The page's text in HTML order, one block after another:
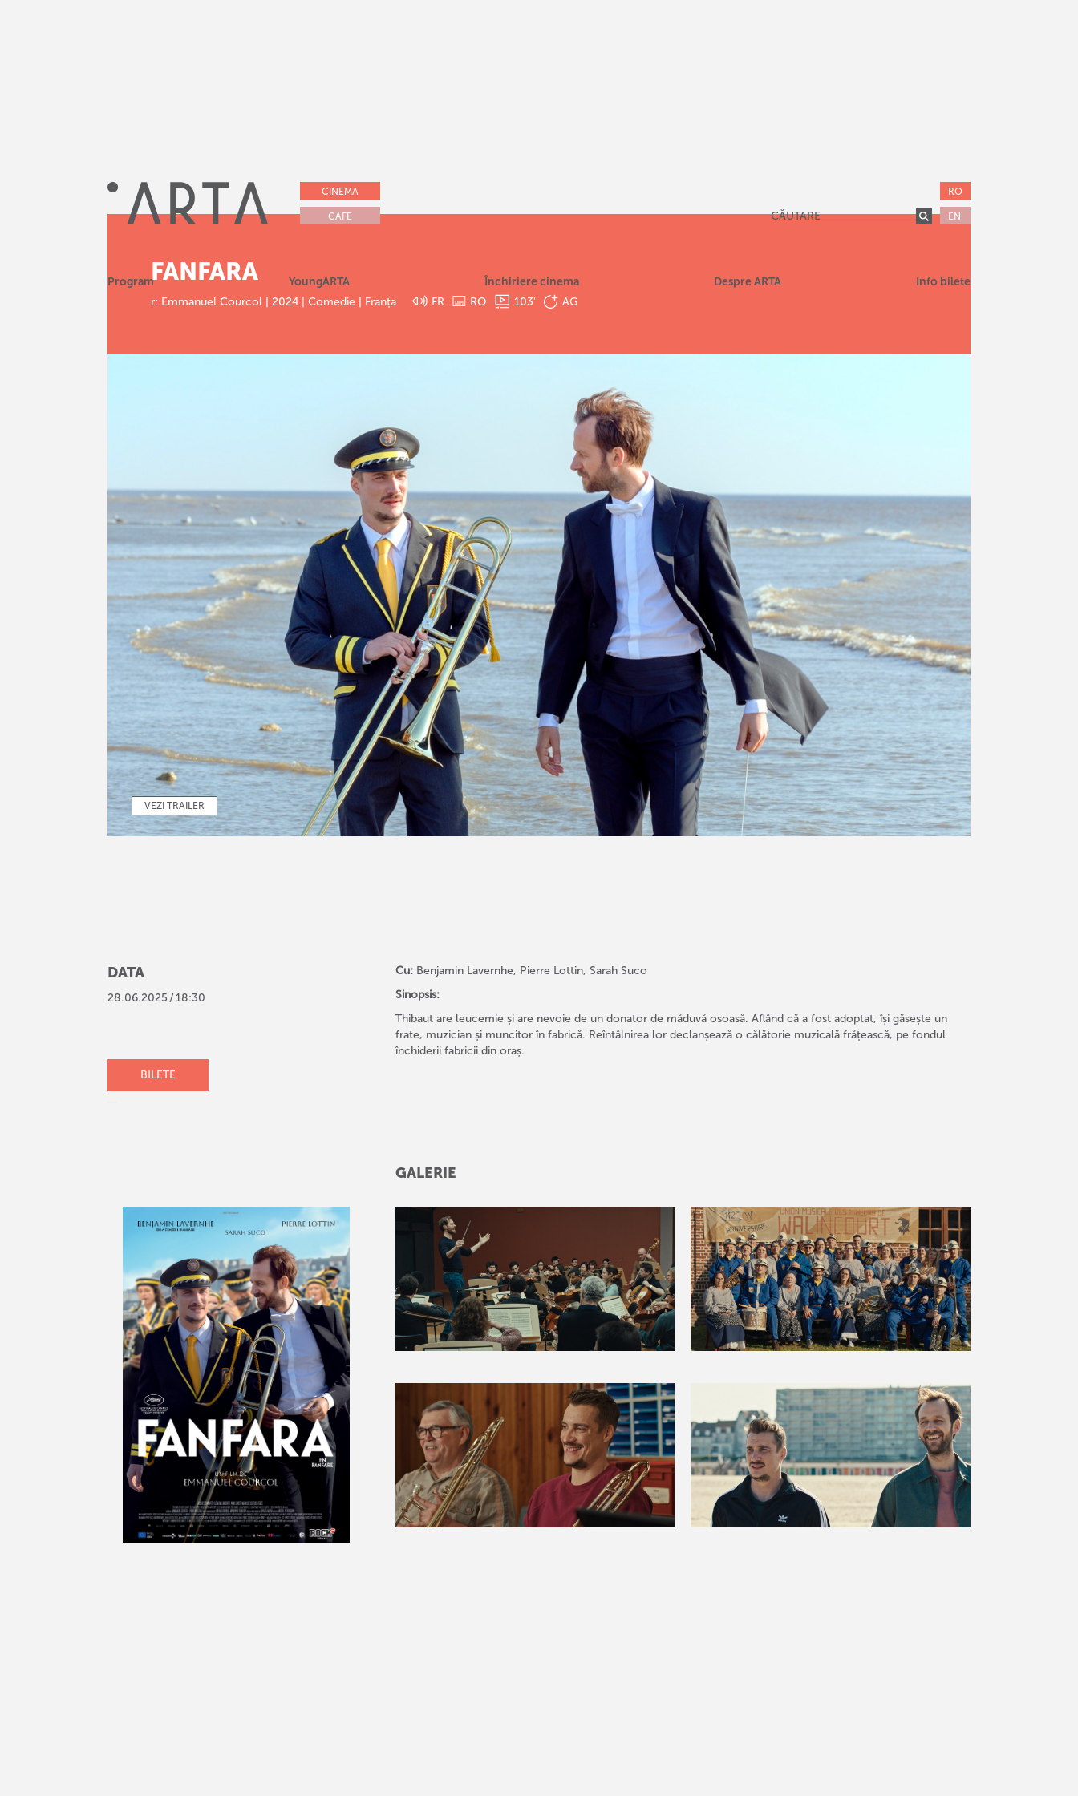
CINEMA
CAFE
RO
EN
Program YoungARTA Închiriere cinema Despre ARTA Info bilete
FANFARA
r: Emmanuel Courcol | 2024 | Comedie | Franța FR RO 103' AG
VEZI TRAILER
DATA
28.06.2025 /18:30
BILETE
Cu:Benjamin Lavernhe, Pierre Lottin, Sarah Suco
Sinopsis:
Thibaut are leucemie și are nevoie de un donator de măduvă osoasă. Aflând că a fost adoptat, își găsește un
frate, muzician și muncitor în fabrică. Reîntâlnirea lor declanșează o călătorie muzicală frățească, pe fondul
închiderii fabricii din oraș.
GALERIE